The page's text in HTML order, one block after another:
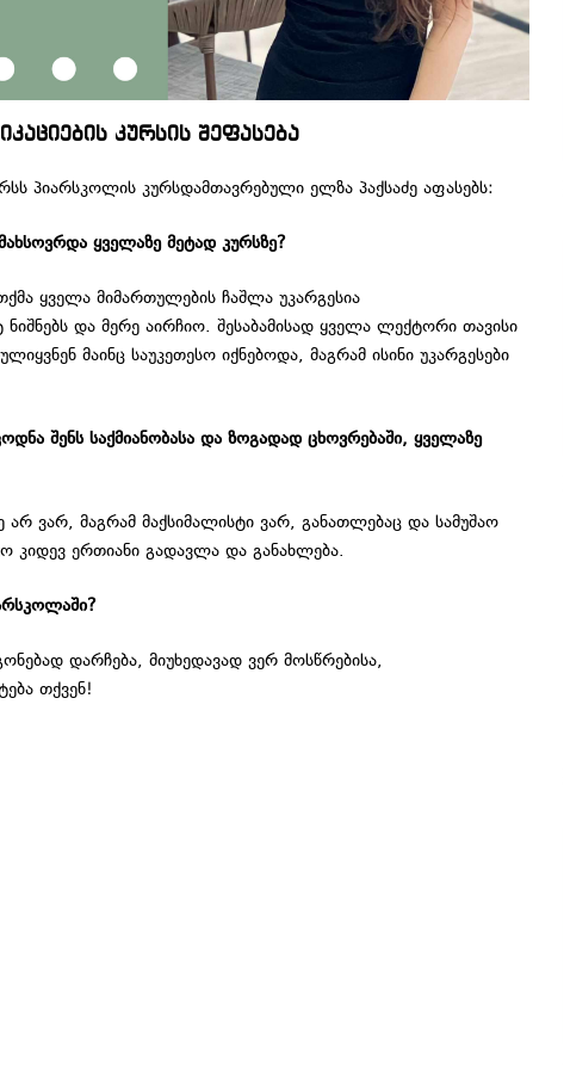
კურსის შეფასება
პიარსკოლის კურსდამთავრებული ელზა პაქსაძე აფასებს:
ყველაზე მეტად კურსზე?
ყველა მიმართულების ჩაშლა უკარგესია
და მერე აირჩიო. შესაბამისად ყველა ლექტორი თავისი
მაინც საუკეთესო იქნებოდა, მაგრამ ისინი უკარგესები
შენს საქმიანობასა და ზოგადად ცხოვრებაში, ყველაზე
არ ვარ, მაგრამ მაქსიმალისტი ვარ, განათლებაც და სამუშაო
კიდევ ერთიანი გადავლა და განახლება.
?
დარჩება, მიუხედავად ვერ მოსწრებისა,
თქვენ!